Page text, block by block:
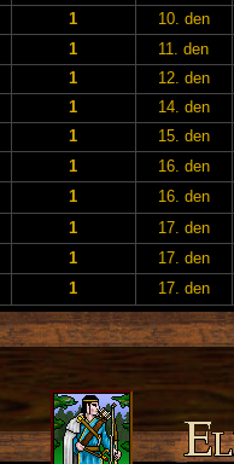
1
10. den
1
11. den
1
12. den
1
14. den
1
15. den
1
16. den
1
16. den
1
17. den
1
17. den
1 17. den